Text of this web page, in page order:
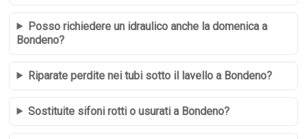
Posso richiedere un idraulico anche la domenica a
Bondeno?
Riparate perdite nei tubi sotto il lavello a Bondeno?
Sostituite sifoni rotti o usurati a Bondeno?